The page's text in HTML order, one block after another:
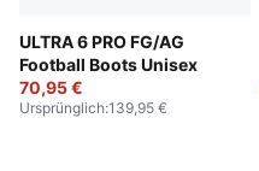
ULTRA 6 PRO FG/AG
Football Boots Unisex
70,95 €
Ursprünglich:139,95 €